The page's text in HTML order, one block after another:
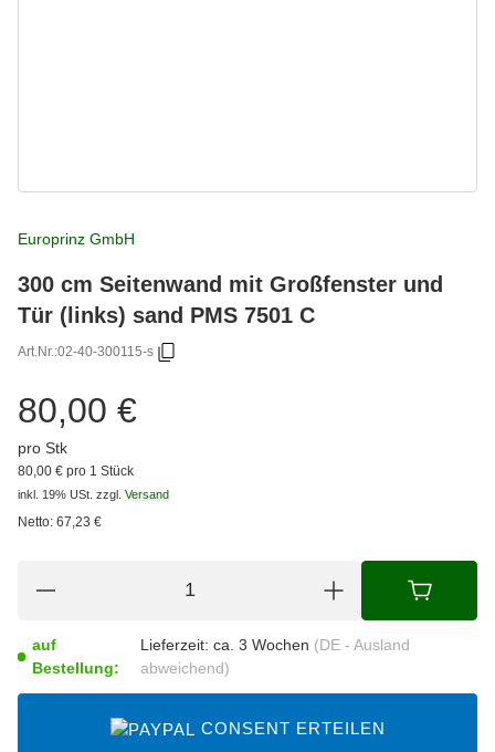
Europrinz GmbH
300 cm Seitenwand mit Großfenster und
Tür (links) sand PMS 7501 C
Art.Nr.:02-40-300115-s
80,00 €
pro Stk
80,00 € pro 1 Stück
inkl. 19% USt. zzgl. Versand
Netto: 67,23 €
auf
Bestellung:
Lieferzeit: ca. 3 Wochen (DE - Ausland
abweichend)
CONSENT ERTEILEN